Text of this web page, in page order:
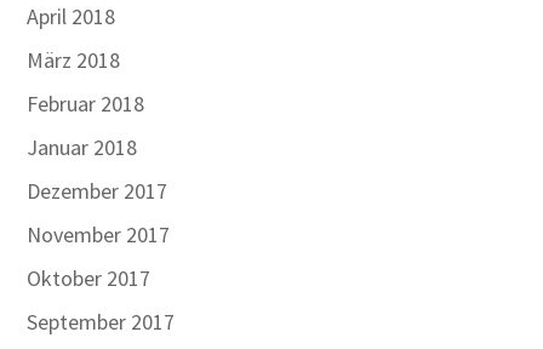
April 2018
März 2018
Februar 2018
Januar 2018
Dezember 2017
November 2017
Oktober 2017
September 2017